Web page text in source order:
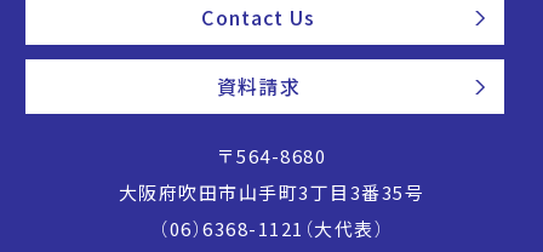
Contact Us
資料請求
〒564-8680
大阪府吹田市山手町3丁目3番35号
（06）6368-1121（大代表）